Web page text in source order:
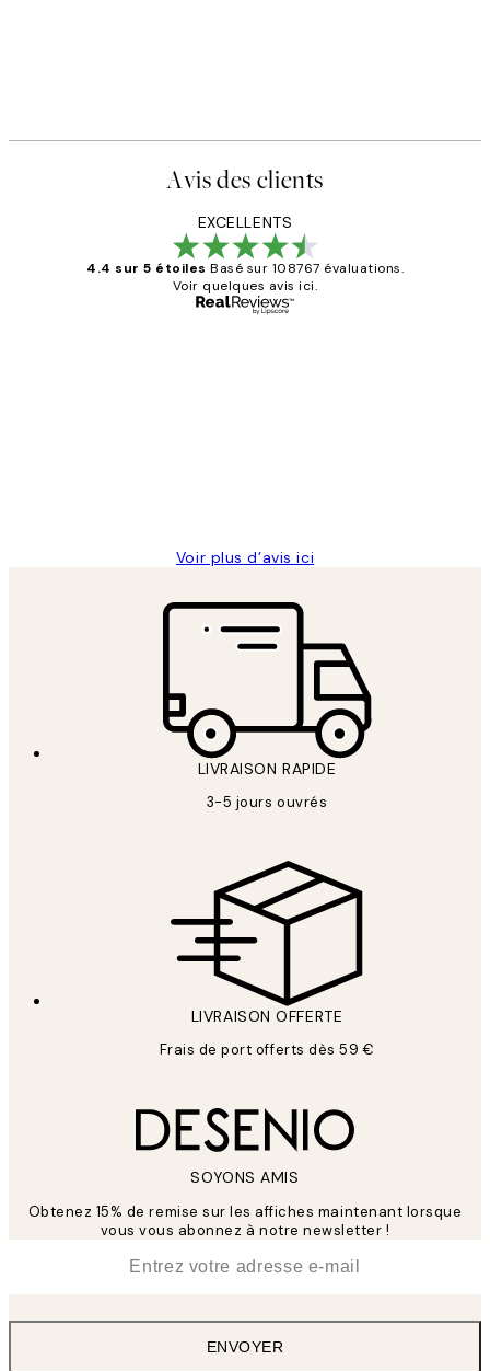
Avis des clients
EXCELLENTS
4.4 sur 5 étoiles Basé sur 108767 évaluations.
Voir quelques avis ici.
Voir plus d’avis ici
LIVRAISON RAPIDE
3-5 jours ouvrés
LIVRAISON OFFERTE
Frais de port offerts dès 59 €
SOYONS AMIS
Obtenez 15% de remise sur les affiches maintenant lorsque
vous vous abonnez à notre newsletter !
ENVOYER